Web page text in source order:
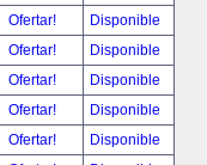
Ofertar!
Disponible
Ofertar!
Disponible
Ofertar!
Disponible
Ofertar!
Disponible
Ofertar!
Disponible